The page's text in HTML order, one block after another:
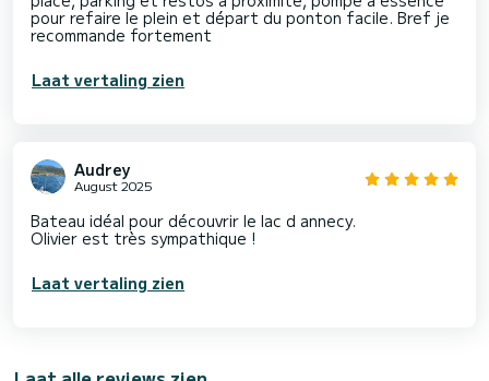
pour refaire le plein et départ du ponton facile. Bref je
recommande fortement
Laat vertaling zien
Audrey
August 2025
Bateau idéal pour découvrir le lac d annecy.
Olivier est très sympathique !
Laat vertaling zien